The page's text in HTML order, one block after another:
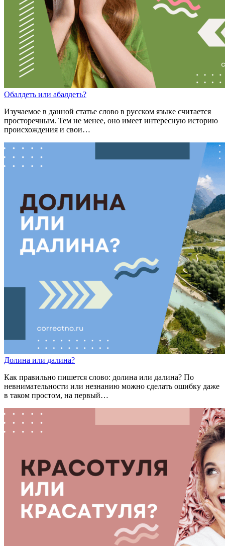
Обалдеть или абалдеть?
Изучаемое в данной статье слово в русском языке считается
просторечным. Тем не менее, оно имеет интересную историю
происхождения и свои…
Долина или далина?
Как правильно пишется слово: долина или далина? По
невнимательности или незнанию можно сделать ошибку даже
в таком простом, на первый…